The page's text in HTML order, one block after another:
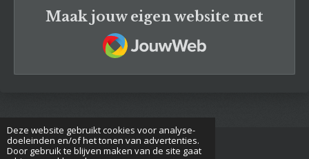
Deze website gebruikt cookies voor analyse-
doeleinden en/of het tonen van advertenties.
Door gebruik te blijven maken van de site gaat
Maak jouw eigen website met
JouwWeb